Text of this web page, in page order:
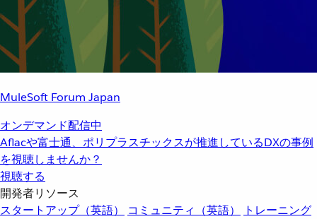
MuleSoft Forum Japan
オンデマンド配信中
Aflacや富士通、ポリプラスチックスが推進しているDXの事例
を視聴しませんか？
視聴する
開発者リソース
スタートアップ（英語）
コミュニティ（英語）
トレーニング